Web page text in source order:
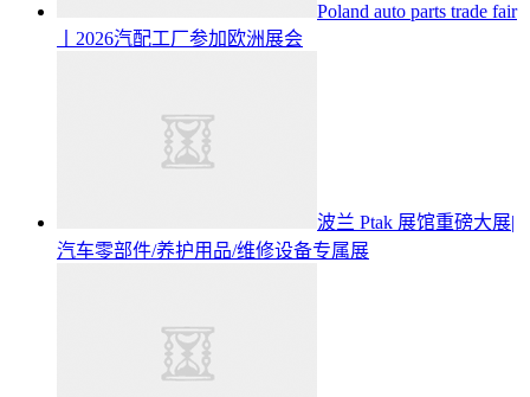
Poland auto parts trade fair
丨2026汽配工厂参加欧洲展会
波兰 Ptak 展馆重磅大展|
汽车零部件/养护用品/维修设备专属展